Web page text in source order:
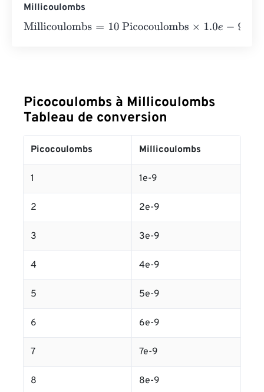
Millicoulombs
Millicoulombs=10 Picocoulombs×1.0e-9 =1 e-8
Picocoulombs à Millicoulombs
Tableau de conversion
Picocoulombs Millicoulombs
1 1e-9
2 2e-9
3 3e-9
4 4e-9
5 5e-9
6 6e-9
7 7e-9
8 8e-9